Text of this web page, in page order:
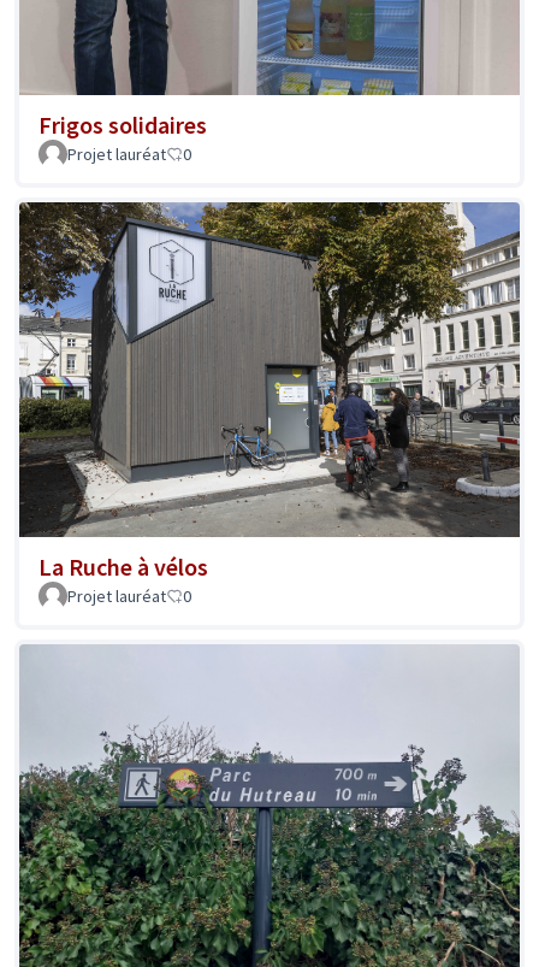
Frigos solidaires
Projet lauréat 0
La Ruche à vélos
Projet lauréat 0